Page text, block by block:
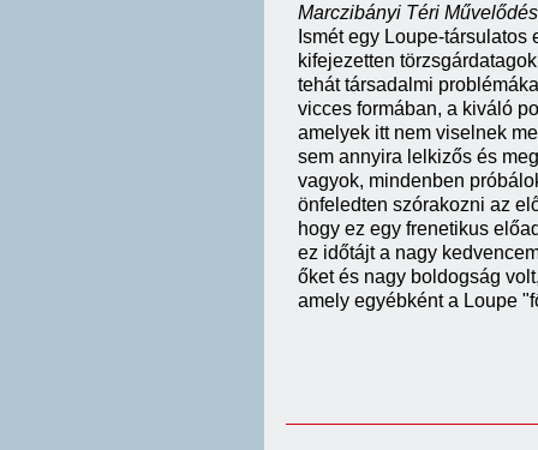
Marczibányi Téri
Ismét egy Loupe-
kifejezetten
tehát társadalmi
vicces formában, a kiváló
amelyek itt nem viselnek
sem annyira lelkizős és
vagyok, mindenben
önfeledten szórakozni az
hogy ez egy frenetikus
ez időtájt a nagy
őket és nagy boldogság
amely egyébként a Loupe